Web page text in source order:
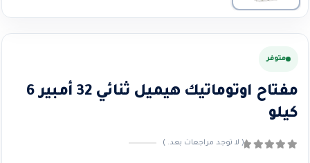
متوفر
مفتاح اوتوماتيك هيميل ثنائي 32 أمبير 6
كيلو
( لا توجد مراجعات بعد. )